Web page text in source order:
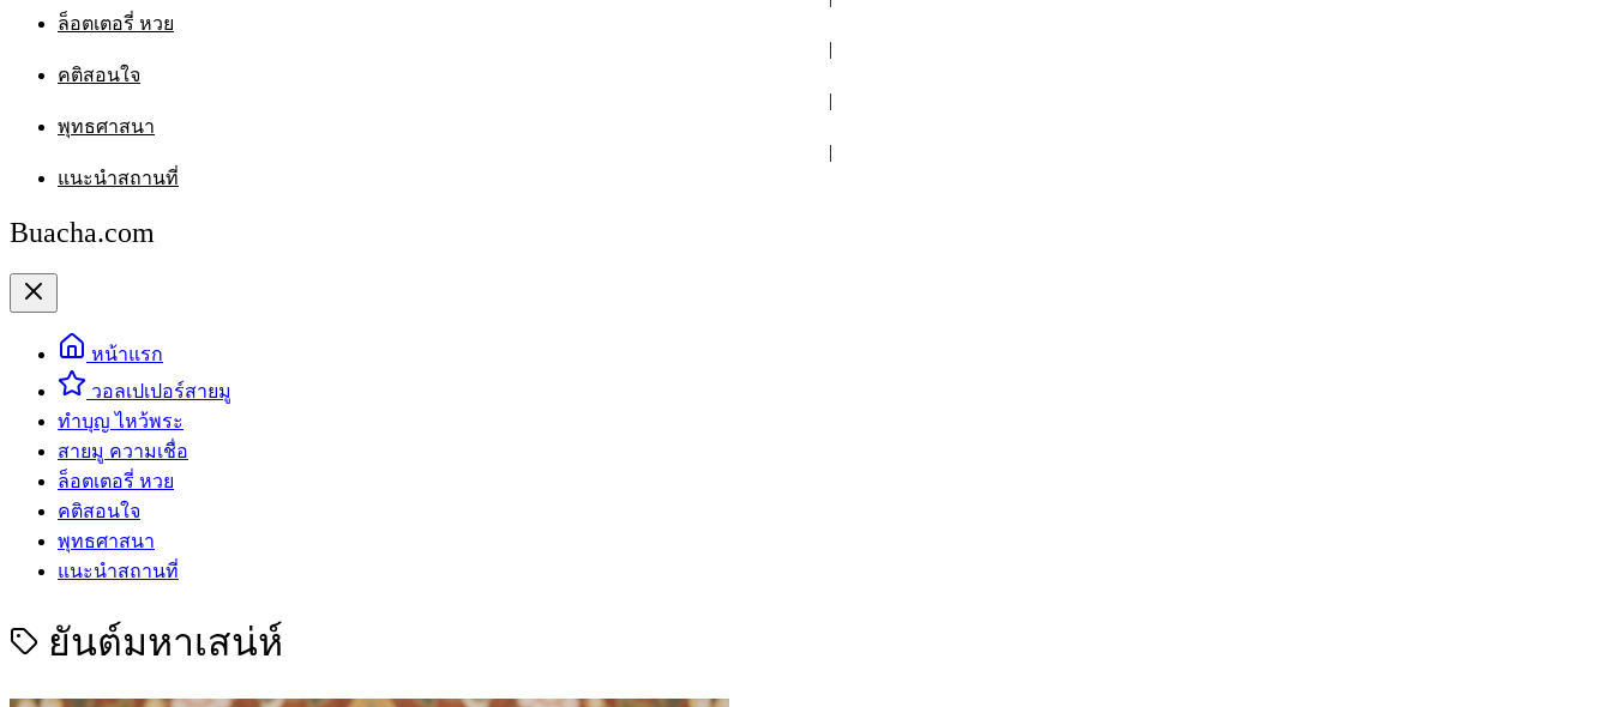
ล็อตเตอรี่ หวย
|
คติสอนใจ
|
พุทธศาสนา
|
แนะนำสถานที่
Buacha.com
หน้าแรก
วอลเปเปอร์สายมู
ทำบุญ ไหว้พระ
สายมู ความเชื่อ
ล็อตเตอรี่ หวย
คติสอนใจ
พุทธศาสนา
แนะนำสถานที่
ยันต์มหาเสน่ห์